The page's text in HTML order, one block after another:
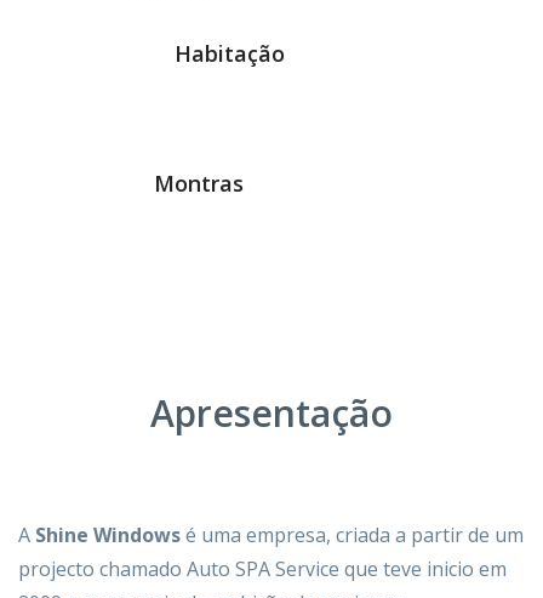
Habitação
Montras
Apresentação
A Shine Windowsé uma empresa, criada a partir de um
projecto chamado Auto SPA Service que teve inicio em